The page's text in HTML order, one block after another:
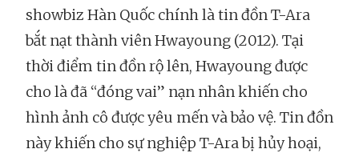
showbiz Hàn Quốc chính là tin đồn T-Ara
bắt nạt thành viên Hwayoung (2012). Tại
thời điểm tin đồn rộ lên, Hwayoung được
cho là đã “đóng vai” nạn nhân khiến cho
hình ảnh cô được yêu mến và bảo vệ. Tin đồn
này khiến cho sự nghiệp T-Ara bị hủy hoại,